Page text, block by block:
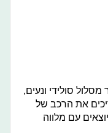
סולידי ונעים,
את הרכב של
עם מלווה